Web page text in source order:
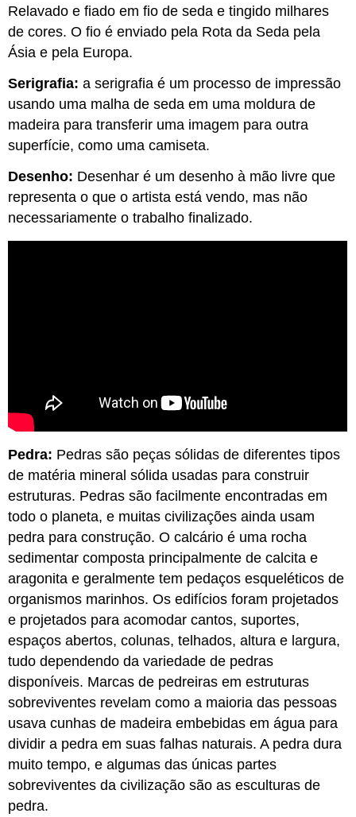
Relavado e fiado em fio de seda e tingido milhares
de cores. O fio é enviado pela Rota da Seda pela
Ásia e pela Europa.
Serigrafia: a serigrafia é um processo de impressão
usando uma malha de seda em uma moldura de
madeira para transferir uma imagem para outra
superfície, como uma camiseta.
Desenho: Desenhar é um desenho à mão livre que
representa o que o artista está vendo, mas não
necessariamente o trabalho finalizado.
Pedra: Pedras são peças sólidas de diferentes tipos
de matéria mineral sólida usadas para construir
estruturas. Pedras são facilmente encontradas em
todo o planeta, e muitas civilizações ainda usam
pedra para construção. O calcário é uma rocha
sedimentar composta principalmente de calcita e
aragonita e geralmente tem pedaços esqueléticos de
organismos marinhos. Os edifícios foram projetados
e projetados para acomodar cantos, suportes,
espaços abertos, colunas, telhados, altura e largura,
tudo dependendo da variedade de pedras
disponíveis. Marcas de pedreiras em estruturas
sobreviventes revelam como a maioria das pessoas
usava cunhas de madeira embebidas em água para
dividir a pedra em suas falhas naturais. A pedra dura
muito tempo, e algumas das únicas partes
sobreviventes da civilização são as esculturas de
pedra.